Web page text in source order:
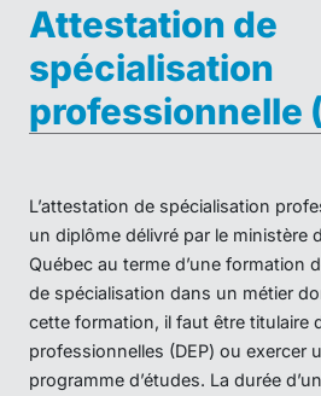
Attestation de
spécialisation
professionnelle
L’attestation de spécialisation
un diplôme délivré par le ministère
Québec au terme d’une formation
de spécialisation dans un métier
cette formation, il faut être titulaire
professionnelles (DEP) ou exercer
programme d’études. La durée